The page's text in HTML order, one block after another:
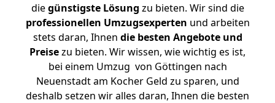
diegünstigste Lösung zu bieten. Wir sind die
professionellen Umzugsexperten und arbeiten
stets daran, Ihnen die besten Angebote und
Preisezu bieten. Wir wissen, wie wichtig es ist,
bei einem Umzug von Göttingen nach
Neuenstadt am Kocher Geld zu sparen, und
deshalb setzen wir alles daran, Ihnen die besten